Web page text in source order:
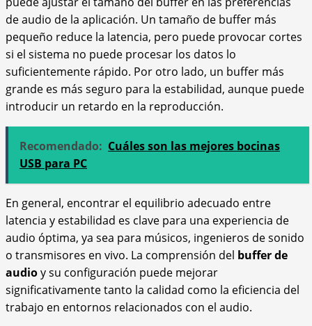
de audio de la aplicación. Un tamaño de buffer más
pequeño reduce la latencia, pero puede provocar cortes
si el sistema no puede procesar los datos lo
suficientemente rápido. Por otro lado, un buffer más
grande es más seguro para la estabilidad, aunque puede
introducir un retardo en la reproducción.
Recomendado: Cuáles son las mejores bocinas
USB para PC
En general, encontrar el equilibrio adecuado entre
latencia y estabilidad es clave para una experiencia de
audio óptima, ya sea para músicos, ingenieros de sonido
o transmisores en vivo. La comprensión del buffer de
audioy su configuración puede mejorar
significativamente tanto la calidad como la eficiencia del
trabajo en entornos relacionados con el audio.